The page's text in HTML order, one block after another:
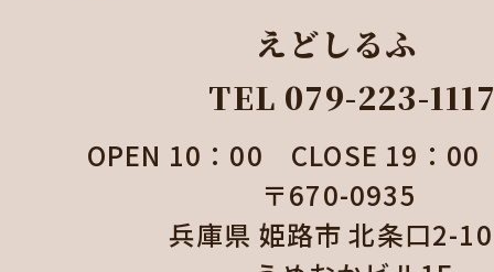
えどしるふ
TEL 079-223-
OPEN 10：00 CLOSE 19：
〒670-0935
兵庫県 姫路市 北条口